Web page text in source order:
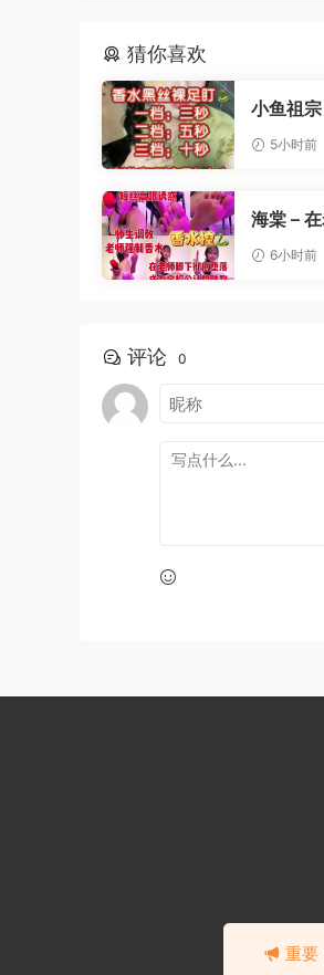
猜你喜欢
小鱼祖宗
黑丝裸
5小时前
海棠 –
6小时前
评论 0
重要